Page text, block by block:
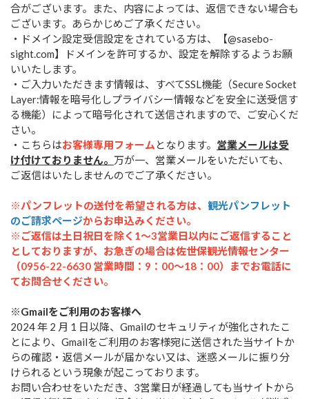
合がございます。また、内容によっては、返信できない場合も
ございます。あらかじめご了承ください。
・ドメイン設定受信設定をされている方は、【@sasebo-
sight.com】ドメインを許可するか、設定を解除するようお願
いいたします。
・ご入力いただきます情報は、すべてSSL機能（Secure Socket
Layer:情報を暗号化しプライバシー情報などを安全に送受信す
る機能）によって暗号化されて送信されますので、ご安心くだ
さい。
・こちらはお客様専用フォーム となります。 営業メールは受
け付けておりません。 万が一、営業メールをいただいても、
ご返信はいたしませんのでご了承ください。
※パンフレットの送付を希望される方は、 観光パンフレット
のご請求ページからお申込みください。
※ご返信は土日祝日を除く1～3営業日以内にご返信すること
としておりますが、お急ぎの場合は佐世保観光情報センター
（0956-22-6630 営業時間：9：00～18：00）までお電話に
てお問合せください。
※Gmailをご利用のお客様へ
2024 年 2 月 1 日以降、Gmailのセキュリティが強化されたこ
とにより、Gmailをご利用のお客様宛に送信された当サイトか
らの確認・返信メールが届かない又は、迷惑メールに振り分
けられるという現象が起こっております。
お問い合わせをいただき、3営業日が経過しても当サイトから